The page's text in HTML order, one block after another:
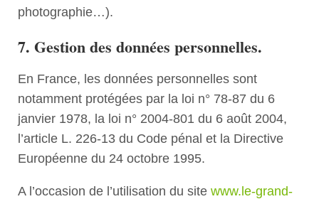
photographie…).
7. Gestion des données personnelles.
En France, les données personnelles sont
notamment protégées par la loi n° 78-87 du 6
janvier 1978, la loi n° 2004-801 du 6 août 2004,
l’article L. 226-13 du Code pénal et la Directive
Européenne du 24 octobre 1995.
A l’occasion de l’utilisation du site www.le-grand-